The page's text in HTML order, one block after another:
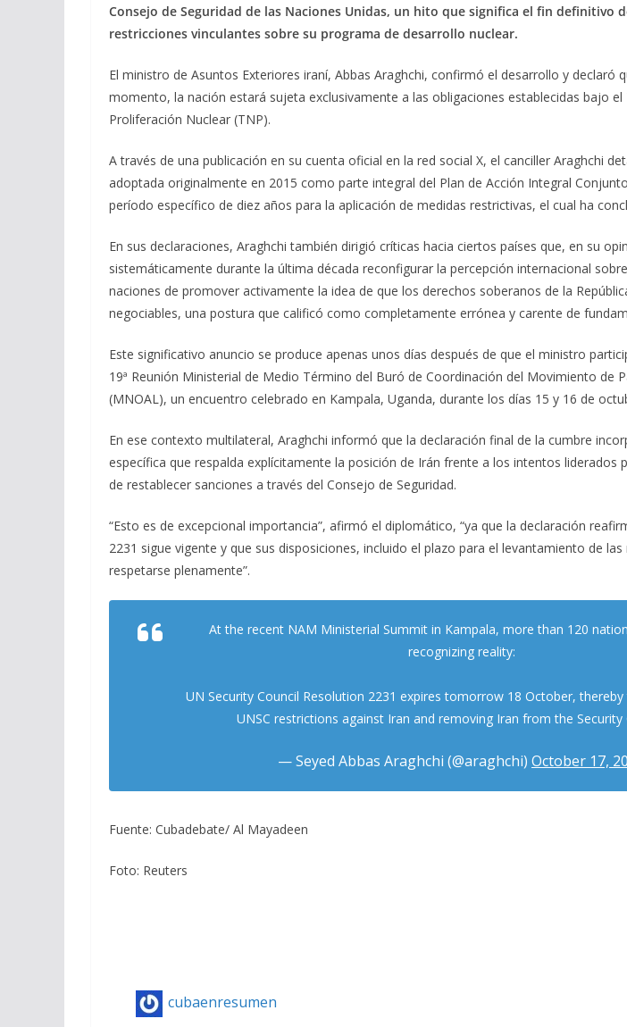
b
o
o
k
gr
m
s
p
p
l p
ar
ti
Consejo de Seguridad de las Naciones Unidas, un hito que significa el fin definitivo
restricciones vinculantes sobre su programa de desarrollo nuclear.
El ministro de Asuntos Exteriores iraní, Abbas Araghchi, confirmó el desarrollo y declaró
momento, la nación estará sujeta exclusivamente a las obligaciones establecidas bajo
Proliferación Nuclear (TNP).
A través de una publicación en su cuenta oficial en la red social X, el canciller Araghchi
adoptada originalmente en 2015 como parte integral del Plan de Acción Integral
período específico de diez años para la aplicación de medidas restrictivas, el cual ha
En sus declaraciones, Araghchi también dirigió críticas hacia ciertos países que, en su
sistemáticamente durante la última década reconfigurar la percepción internacional
naciones de promover activamente la idea de que los derechos soberanos de la
negociables, una postura que calificó como completamente errónea y carente de
Este significativo anuncio se produce apenas unos días después de que el ministro
19ª Reunión Ministerial de Medio Término del Buró de Coordinación del Movimiento de
(MNOAL), un encuentro celebrado en Kampala, Uganda, durante los días 15 y 16 de
En ese contexto multilateral, Araghchi informó que la declaración final de la cumbre
específica que respalda explícitamente la posición de Irán frente a los intentos liderados
de restablecer sanciones a través del Consejo de Seguridad.
“Esto es de excepcional importancia”, afirmó el diplomático, “ya que la declaración
2231 sigue vigente y que sus disposiciones, incluido el plazo para el levantamiento de
respetarse plenamente”.
At the recent NAM Ministerial Summit in Kampala, more than 120
recognizing reality:
UN Security Council Resolution 2231 expires tomorrow 18 October,
UNSC restrictions against Iran and removing Iran from the Security
— Seyed Abbas Araghchi (@araghchi) October 17,
Fuente: Cubadebate/ Al Mayadeen
Foto: Reuters
cubaenresumen